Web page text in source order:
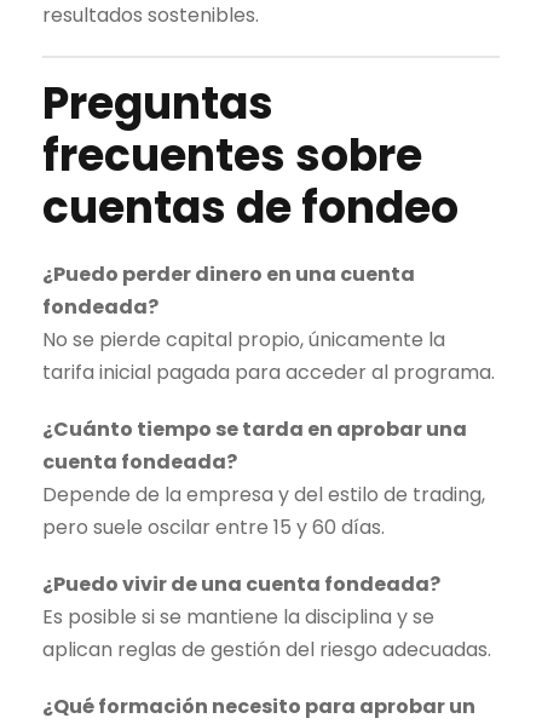
resultados sostenibles.
Preguntas
frecuentes sobre
cuentas de fondeo
¿Puedo perder dinero en una cuenta
fondeada?
No se pierde capital propio, únicamente la
tarifa inicial pagada para acceder al programa.
¿Cuánto tiempo se tarda en aprobar una
cuenta fondeada?
Depende de la empresa y del estilo de trading,
pero suele oscilar entre 15 y 60 días.
¿Puedo vivir de una cuenta fondeada?
Es posible si se mantiene la disciplina y se
aplican reglas de gestión del riesgo adecuadas.
¿Qué formación necesito para aprobar un